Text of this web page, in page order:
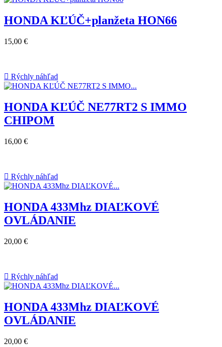
HONDA KĽÚČ+planžeta HON66
15,00 €
 Rýchly náhľad
HONDA KĽÚČ NE77RT2 S IMMO
CHIPOM
16,00 €
 Rýchly náhľad
HONDA 433Mhz DIAĽKOVÉ
OVLÁDANIE
20,00 €
 Rýchly náhľad
HONDA 433Mhz DIAĽKOVÉ
OVLÁDANIE
20,00 €